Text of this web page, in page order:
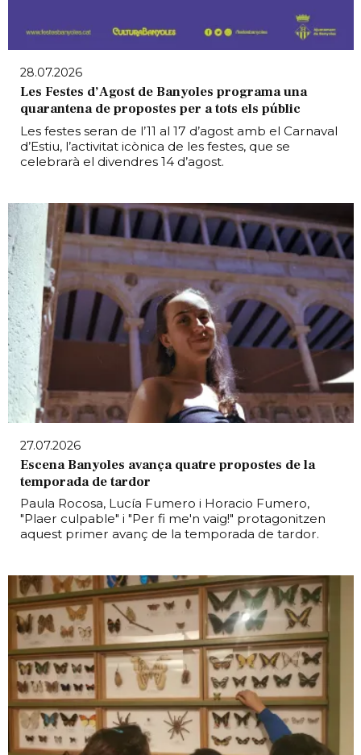
28.07.2026
Les Festes d’Agost de Banyoles programa una
quarantena de propostes per a tots els públic
Les festes seran de l’11 al 17 d’agost amb el Carnaval
d’Estiu, l’activitat icònica de les festes, que se
celebrarà el divendres 14 d’agost.
27.07.2026
Escena Banyoles avança quatre propostes de la
temporada de tardor
Paula Rocosa, Lucía Fumero i Horacio Fumero,
"Plaer culpable" i "Per fi me'n vaig!" protagonitzen
aquest primer avanç de la temporada de tardor.